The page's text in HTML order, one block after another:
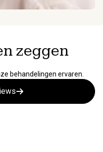
zeggen
behandelingen ervaren.